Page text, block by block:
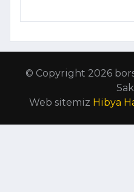
© Copyright 2026
Web sitemiz Hibya